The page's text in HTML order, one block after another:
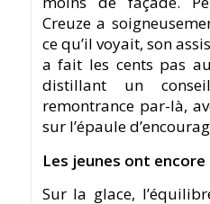
Creuze a
ce qu’il voyait, son
a fait les cents pas
distillant un
remontrance par-là,
sur l’épaule
Les jeunes ont
Sur la glace,